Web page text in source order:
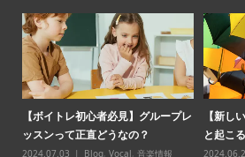
【カラオケ上達】カラオケ採点で１
点でも高く点数を伸ばす方法
2024.05.11 Blog,Vocal,音楽情報
【ミセ
APPLE